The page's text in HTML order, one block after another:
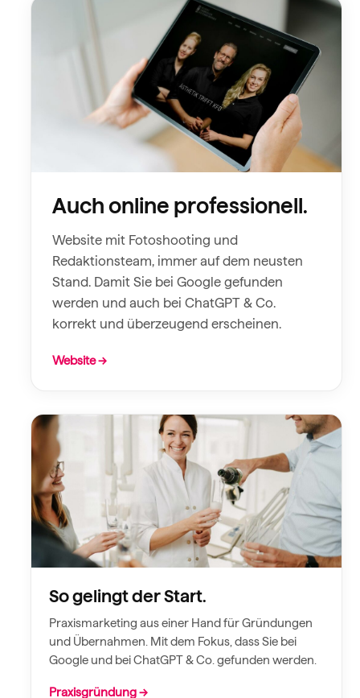
Auch online professionell.
Website mit Fotoshooting und
Redaktionsteam, immer auf dem neusten
Stand. Damit Sie bei Google gefunden
werden und auch bei ChatGPT & Co.
korrekt und überzeugend erscheinen.
Website →
So gelingt der Start.
Praxismarketing aus einer Hand für Gründungen
und Übernahmen. Mit dem Fokus, dass Sie bei
Google und bei ChatGPT & Co. gefunden werden.
Praxisgründung →